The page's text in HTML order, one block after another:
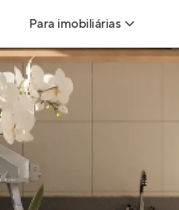
Para imobiliárias
Leads para
Hub de imobiliárias